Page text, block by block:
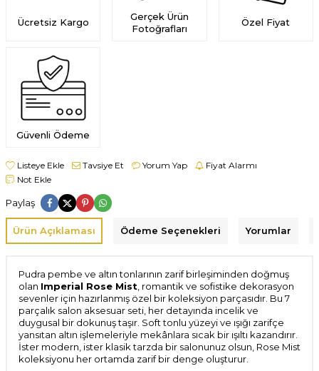
Ücretsiz Kargo
Gerçek Ürün
Fotoğrafları
Özel Fiyat
Güvenli Ödeme
Listeye Ekle Tavsiye Et Yorum Yap
Fiyat Alarmı
Not Ekle
Paylaş
Ürün Açıklaması Ödeme Seçenekleri Yorumlar
Pudra pembe ve altın tonlarının zarif birleşiminden doğmuş
olan Imperial Rose Mist , romantik ve sofistike dekorasyon
sevenler için hazırlanmış özel bir koleksiyon parçasıdır. Bu 7
parçalık salon aksesuar seti, her detayında incelik ve
duygusal bir dokunuş taşır. Soft tonlu yüzeyi ve ışığı zarifçe
yansıtan altın işlemeleriyle mekânlara sıcak bir ışıltı kazandırır.
İster modern, ister klasik tarzda bir salonunuz olsun, Rose Mist
koleksiyonu her ortamda zarif bir denge oluşturur.